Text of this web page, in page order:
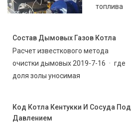
топлива
Состав Дымовых Газов Котла
Расчет известкового метода
очистки дымовых 2019-7-16 · где
доля золы уносимая
Код Котла Кентукки И Сосуда Под
Давлением